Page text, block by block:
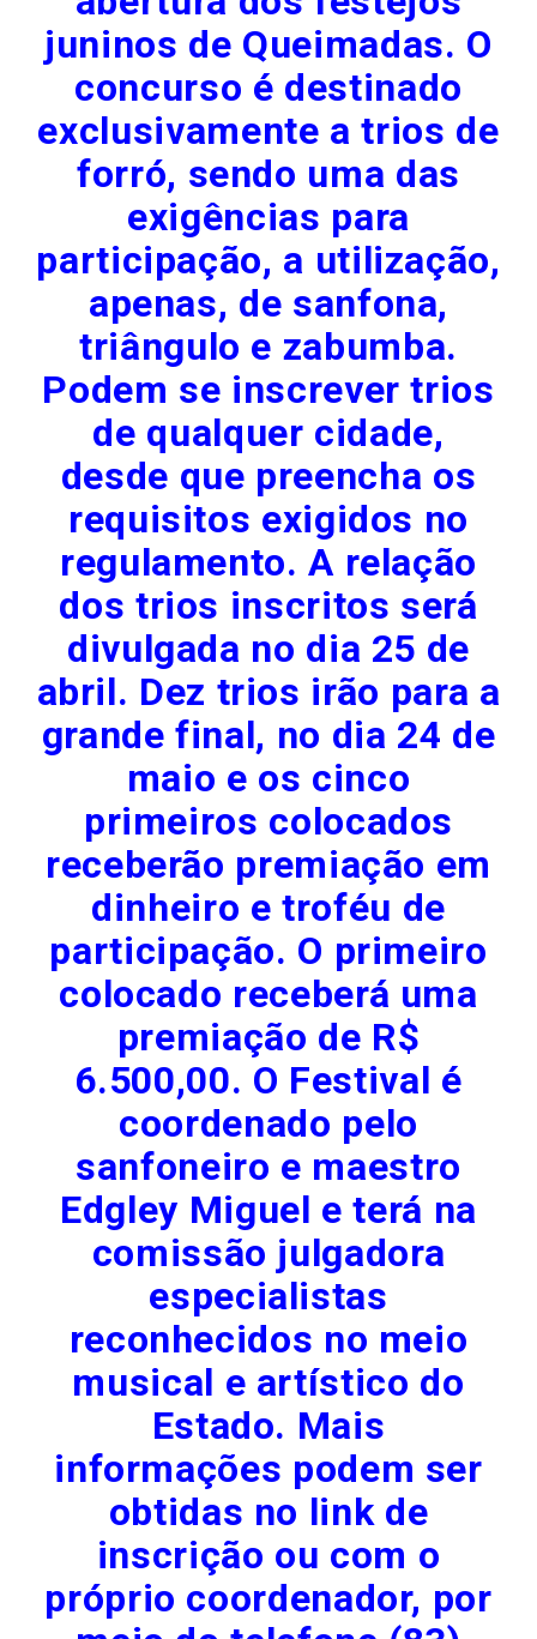
juninos de Queimadas. O
concurso é destinado
exclusivamente a trios de
forró, sendo uma das
exigências para
participação, a utilização,
apenas, de sanfona,
triângulo e zabumba.
Podem se inscrever trios
de qualquer cidade,
desde que preencha os
requisitos exigidos no
regulamento. A relação
dos trios inscritos será
divulgada no dia 25 de
abril. Dez trios irão para a
grande final, no dia 24 de
maio e os cinco
primeiros colocados
receberão premiação em
dinheiro e troféu de
participação. O primeiro
colocado receberá uma
premiação de R$
6.500,00. O Festival é
coordenado pelo
sanfoneiro e maestro
Edgley Miguel e terá na
comissão julgadora
especialistas
reconhecidos no meio
musical e artístico do
Estado. Mais
informações podem ser
obtidas no link de
inscrição ou com o
próprio coordenador, por